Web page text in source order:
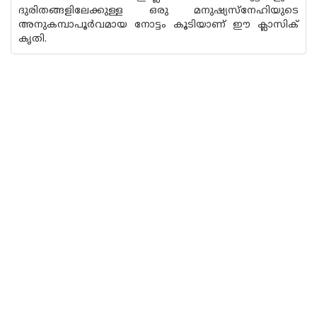
ദുരിതങ്ങളിലേക്കുള്ള ഒരു മനുഷ്യസ്‌നേഹിയുടെ
അനുകമ്പാപൂര്‍വമായ നോട്ടം കൂടിയാണ് ഈ ക്ലാസിക്
കൃതി.